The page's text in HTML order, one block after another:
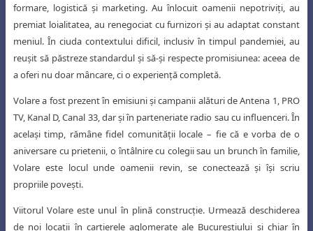
formare, logistică şi marketing. Au înlocuit oamenii nepotriviţi, au
premiat loialitatea, au renegociat cu furnizori şi au adaptat constant
meniul. În ciuda contextului dificil, inclusiv în timpul pandemiei, au
reuşit să păstreze standardul şi să-şi respecte promisiunea: aceea de
a oferi nu doar mâncare, ci o experienţă completă.
Volare a fost prezent în emisiuni şi campanii alături de Antena 1, PRO
TV, Kanal D, Canal 33, dar şi în parteneriate radio sau cu influenceri. În
acelaşi timp, rămâne fidel comunităţii locale – fie că e vorba de o
aniversare cu prietenii, o întâlnire cu colegii sau un brunch în familie,
Volare este locul unde oamenii revin, se conectează şi îşi scriu
propriile poveşti.
Viitorul Volare este unul în plină construcţie. Urmează deschiderea
de noi locaţii în cartierele aglomerate ale Bucureştiului şi chiar în